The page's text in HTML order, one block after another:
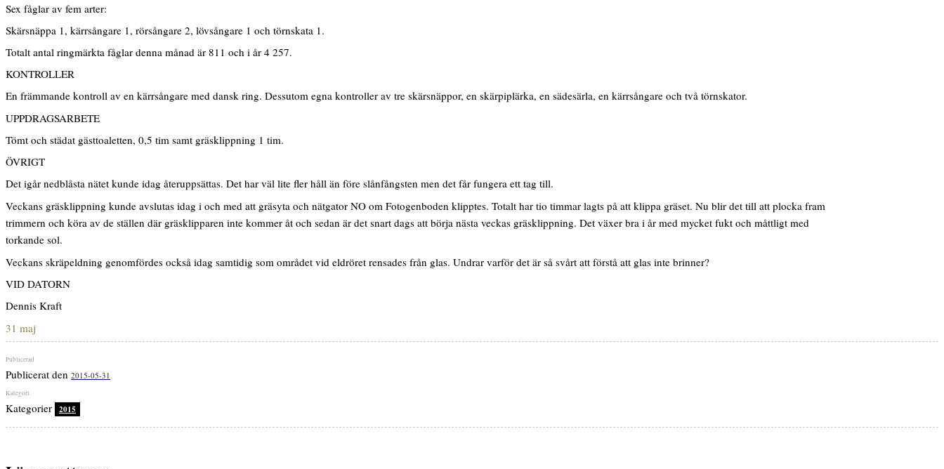
Sex fåglar av fem arter:
Skärsnäppa 1, kärrsångare 1, rörsångare 2, lövsångare 1 och törnskata 1.
Totalt antal ringmärkta fåglar denna månad är 811 och i år 4 257.
KONTROLLER
En främmande kontroll av en kärrsångare med dansk ring. Dessutom egna kontroller av tre skärsnäppor, en skärpiplärka, en sädesärla, en kärrsångare och två törnskator.
UPPDRAGSARBETE
Tömt och städat gästtoaletten, 0,5 tim samt gräsklippning 1 tim.
ÖVRIGT
Det igår nedblåsta nätet kunde idag återuppsättas. Det har väl lite fler håll än före slånfångsten men det får fungera ett tag till.
Veckans gräsklippning kunde avslutas idag i och med att gräsyta och nätgator NO om Fotogenboden klipptes. Totalt har tio timmar lagts på att klippa gräset. Nu blir det till att plocka fram
trimmern och köra av de ställen där gräsklipparen inte kommer åt och sedan är det snart dags att börja nästa veckas gräsklippning. Det växer bra i år med mycket fukt och måttligt med
torkande sol.
Veckans skräpeldning genomfördes också idag samtidig som området vid eldröret rensades från glas. Undrar varför det är så svårt att förstå att glas inte brinner?
VID DATORN
Dennis Kraft
31 maj
Publicerat den 2015-05-31
Kategorier 2015